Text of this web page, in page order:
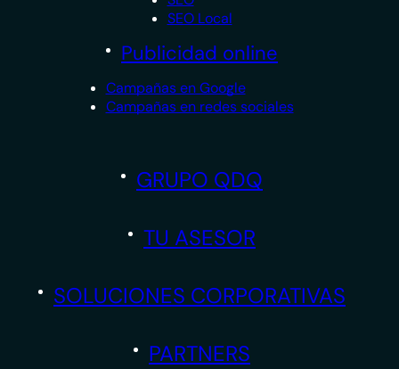
SEO Local
Publicidad online
Campañas en Google
Campañas en redes sociales
GRUPO QDQ
TU ASESOR
SOLUCIONES CORPORATIVAS
PARTNERS